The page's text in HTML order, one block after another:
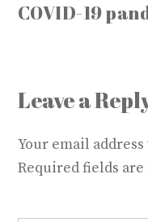
COVID-19
Leave a
Your email
Required fields